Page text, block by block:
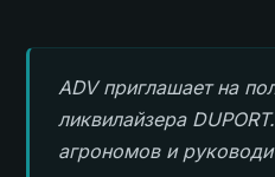
ADV приглашает на
ликвилайзера
агрономов и